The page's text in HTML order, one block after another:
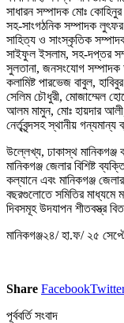
সাধারন সম্পাদক মোঃ
সহ-সাংগঠনিক সম্পাদক
সাহিত্য ও সাংস্কৃতিক
সাইফুল ইসলাম, সহ-দপ্তর
সুলতানা, জনসংযোগ সম্পাদক
কলামিষ্ট পারভেজ বাবুল,
সেলিম চৌধুরী, মোজাম্মেল
আলম মামুন, মোঃ হায়দার
নের্তৃবৃন্দসহ স্থানীয়
উল্লেখ্য, ঢাকাস্থ মানিকগঞ্জ
মানিকগঞ্জ জেলার বিশিষ্ট
কল্যানে এবং মানিকগঞ্জ
বছরগুলোতে সমিতির মাধ্যমে
দিবসমূহ উদযাপন শীতবস্ত্র
মানিকগঞ্জ২৪/ হা.ফ/ ২৫
Share Facebook
পূর্ববর্তি সংবাদ